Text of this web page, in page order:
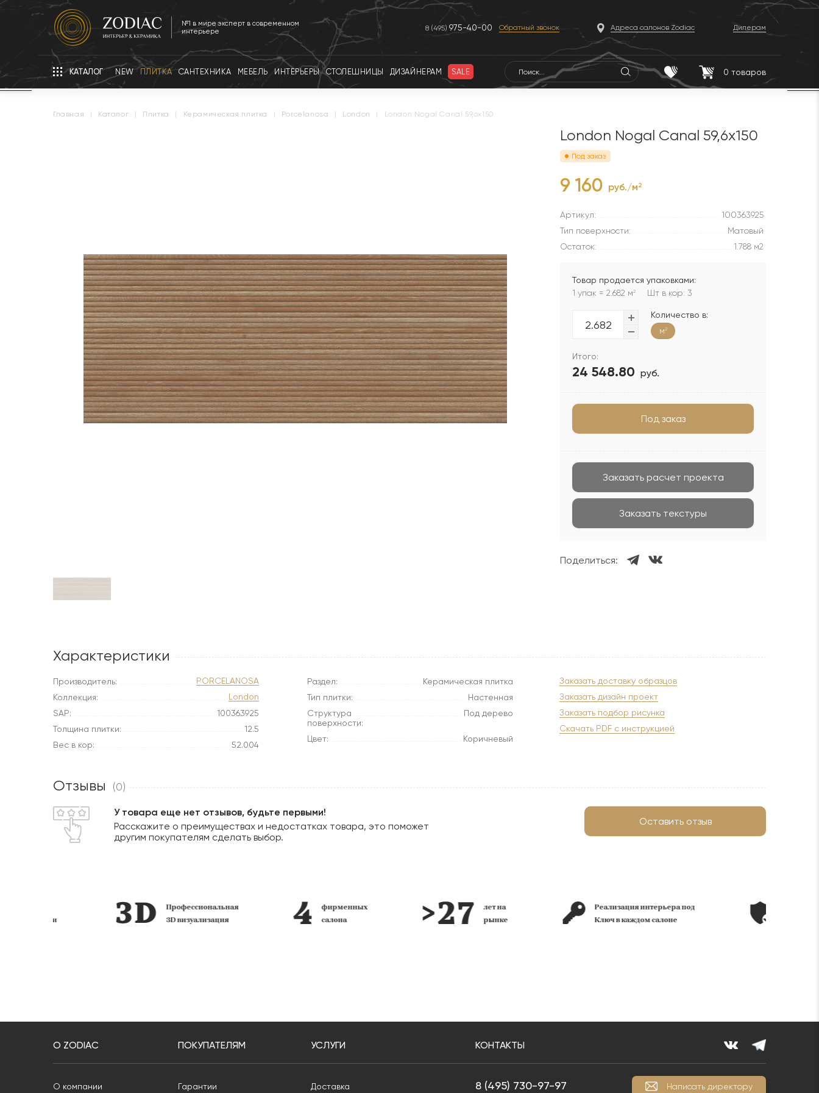
№1 в мире эксперт в современном
интерьере
8 (495) 975-40-00 Обратный звонок Адреса салонов Zodiac Дилерам
КАТАЛОГ NEW ПЛИТКА САНТЕХНИКА МЕБЕЛЬ ИНТЕРЬЕРЫ СТОЛЕШНИЦЫ ДИЗАЙНЕРАМ SALE 0 товаров
главная | каталог | плитка | керамическая плитка | porcelanosa | london | London Nogal Canal 59,6x150
London Nogal Canal 59,6x150
Под заказ
9 160 руб./м2
Артикул:
100363925
Тип поверхности:
Матовый
Остаток:
1.788 м2
Товар продается упаковками:
1 упак = 2.682 м2 Шт в кор: 3
Количество в:
м2
Итого:
24 548.80 руб.
Под заказ
Заказать расчет проекта
Заказать текстуры
Поделиться:
Характеристики
Производитель:
PORCELANOSA
Коллекция:
London
SAP:
100363925
Толщина плитки:
12.5
Вес в кор:
52.004
Раздел:
Керамическая плитка
Тип плитки:
Настенная
Структура
поверхности:
Под дерево
Цвет: Коричневый
Заказать доставку образцов
Заказать дизайн проект
Заказать подбор рисунка
Скачать PDF с инструкцией
Отзывы (0)
У товара еще нет отзывов, будьте первыми!
Расскажите о преимуществах и недостатках товара, это поможет
другим покупателям сделать выбор.
Оставить отзыв
Профессиональная
3D визуализация
фирменных
салона
лет на
рынке
Реализация интерьера под
Ключ в каждом салоне
Гарантия
продукта
О ZODIAC ПОКУПАТЕЛЯМ УСЛУГИ КОНТАКТЫ
О компании Гарантии Доставка 8 (495) 730-97-97 Написать директору